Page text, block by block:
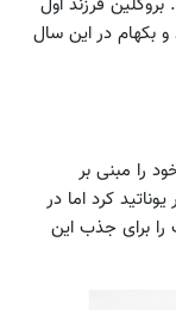
جهان گشود و بکهام در این سال
را مبنی بر
کرد اما در
برای جذب این